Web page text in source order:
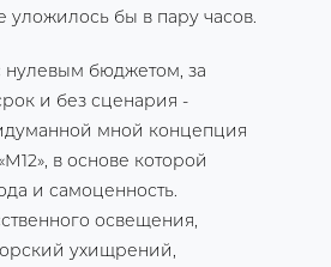
уложилось бы в пару часов.
нулевым бюджетом, за
и без сценария -
мной концепция
в основе которой
и самоценность.
освещения,
ухищрений,